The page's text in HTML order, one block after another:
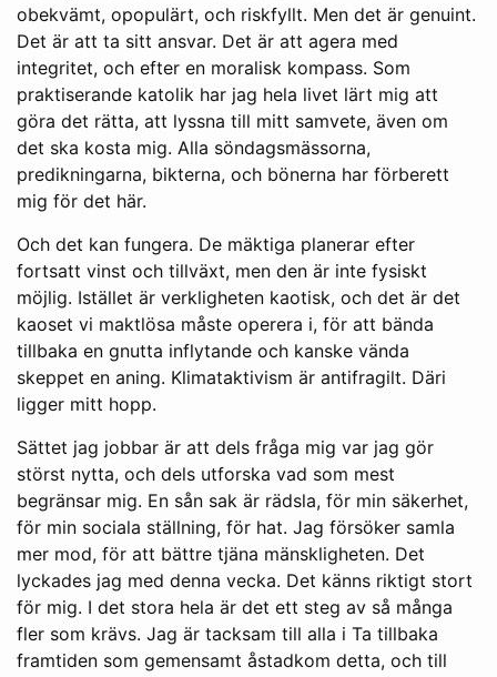
obekvämt, opopulärt, och riskfyllt. Men det är genuint.
Det är att ta sitt ansvar. Det är att agera med
integritet, och efter en moralisk kompass. Som
praktiserande katolik har jag hela livet lärt mig att
göra det rätta, att lyssna till mitt samvete, även om
det ska kosta mig. Alla söndagsmässorna,
predikningarna, bikterna, och bönerna har förberett
mig för det här.
Och det kan fungera. De mäktiga planerar efter
fortsatt vinst och tillväxt, men den är inte fysiskt
möjlig. Istället är verkligheten kaotisk, och det är det
kaoset vi maktlösa måste operera i, för att bända
tillbaka en gnutta inflytande och kanske vända
skeppet en aning. Klimataktivism är antifragilt. Däri
ligger mitt hopp.
Sättet jag jobbar är att dels fråga mig var jag gör
störst nytta, och dels utforska vad som mest
begränsar mig. En sån sak är rädsla, för min säkerhet,
för min sociala ställning, för hat. Jag försöker samla
mer mod, för att bättre tjäna mänskligheten. Det
lyckades jag med denna vecka. Det känns riktigt stort
för mig. I det stora hela är det ett steg av så många
fler som krävs. Jag är tacksam till alla i Ta tillbaka
framtiden som gemensamt åstadkom detta, och till